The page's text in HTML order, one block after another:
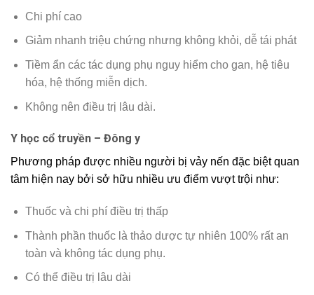
Chi phí cao
Giảm nhanh triệu chứng nhưng không khỏi, dễ tái phát
Tiềm ẩn các tác dụng phụ nguy hiểm cho gan, hệ tiêu
hóa, hệ thống miễn dịch.
Không nên điều trị lâu dài.
Y học cổ truyền – Đông y
Phương pháp được nhiều người bị vảy nến đặc biệt quan
tâm hiện nay bởi sở hữu nhiều ưu điểm vượt trội như:
Thuốc và chi phí điều trị thấp
Thành phần thuốc là thảo dược tự nhiên 100% rất an
toàn và không tác dụng phụ.
Có thể điều trị lâu dài